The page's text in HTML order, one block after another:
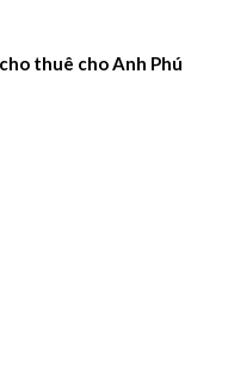
thuê cho Anh Phú